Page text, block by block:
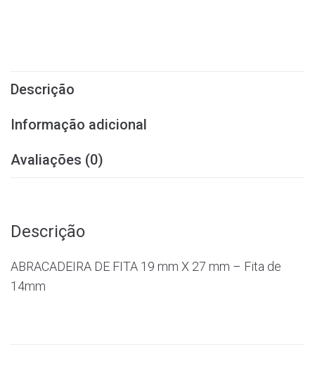
Descrição
Informação adicional
Avaliações (0)
Descrição
ABRACADEIRA DE FITA 19 mm X 27 mm – Fita de
14mm